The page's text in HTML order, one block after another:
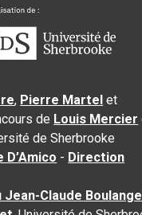
, Pierre Martel et
de Louis Mercier
de Sherbrooke
D’Amico - Direction
Jean-Claude